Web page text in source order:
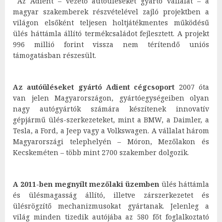
magyar szakemberek részvételével zajló projektben a
világon elsőként teljesen holtjátékmentes működésű
ülés háttámla állító termékcsaládot fejlesztett. A projekt
996 millió forint vissza nem térítendő uniós
támogatásban részesült.
Az autóüléseket gyártó Adient cégcsoport 2007 óta
van jelen Magyarországon, gyártóegységeiben olyan
nagy autógyártók számára készítenek innovatív
gépjármű ülés-szerkezeteket, mint a BMW, a Daimler, a
Tesla, a Ford, a Jeep vagy a Volkswagen. A vállalat három
Magyarországi telephelyén – Móron, Mezőlakon és
Kecskeméten – több mint 2700 szakember dolgozik.
A 2011-ben megnyílt mezőlaki üzemben ülés háttámla
és ülésmagasság állító, illetve zárszerkezetet és
ülésrögzítő mechanizmusokat gyártanak. Jelenleg a
világ minden tizedik autójába az 580 főt foglalkoztató